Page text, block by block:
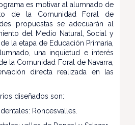
es motivar al alumnado de
de la Comunidad Foral de
propuestas se adecuarán al
del Medio Natural, Social y
la etapa de Educación Primaria,
una inquietud e interés
la Comunidad Foral de Navarra,
directa realizada en las
diseñados son:
Roncesvalles.